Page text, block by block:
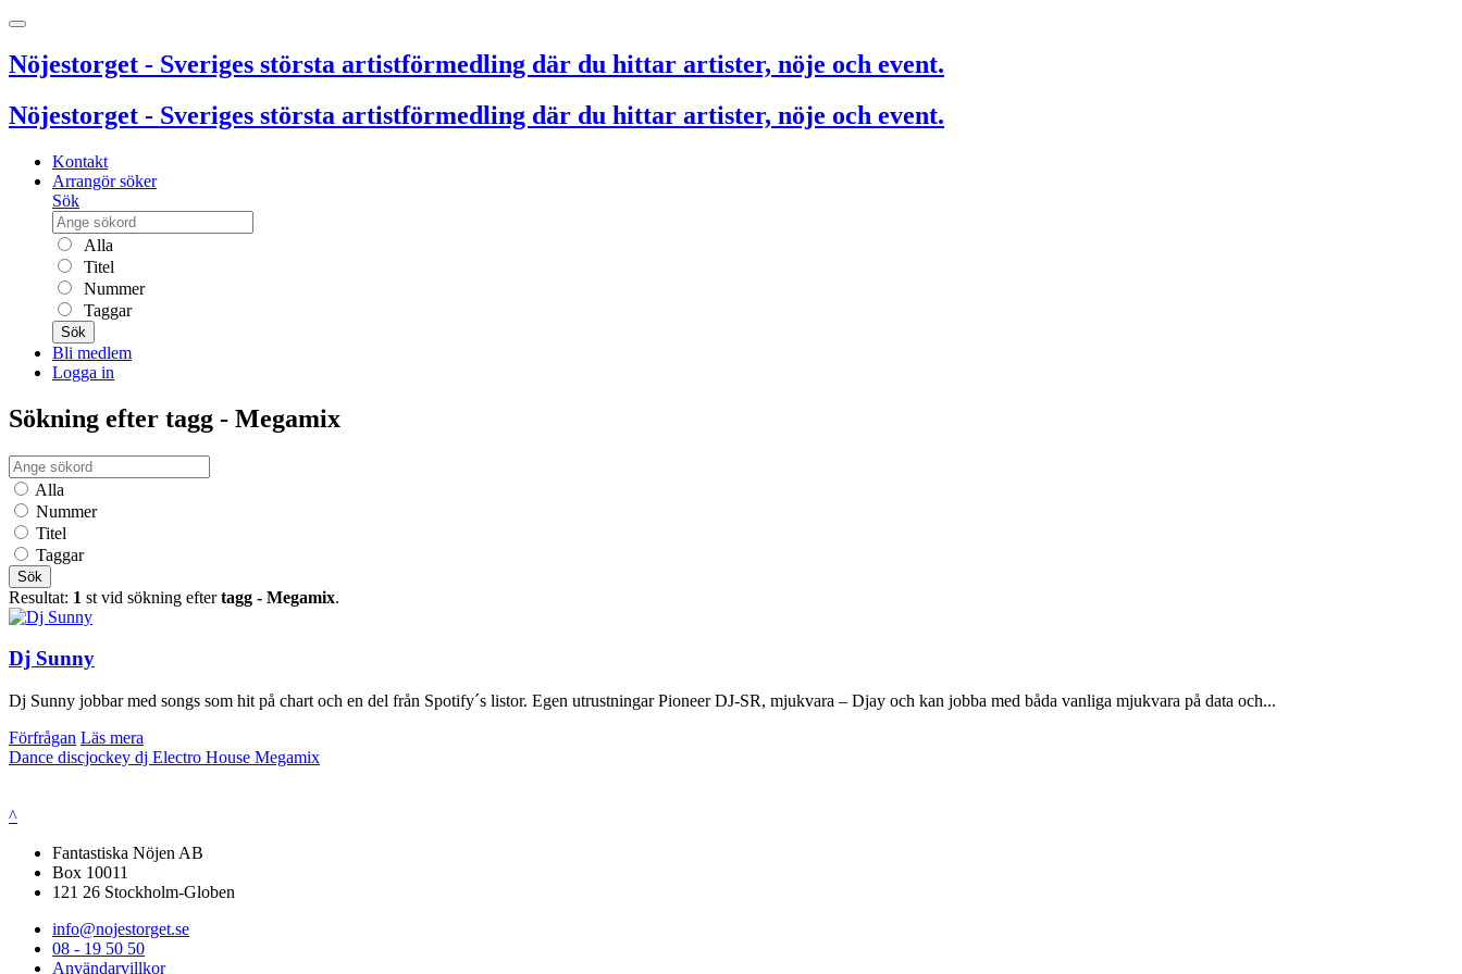
Nöjestorget - Sveriges största artistförmedling där du hittar artister, nöje och event.
Nöjestorget - Sveriges största artistförmedling där du hittar artister, nöje och event.
Kontakt
Arrangör söker
Sök
Alla
Titel
Nummer
Taggar
Sök
Bli medlem
Logga in
Sökning efter tagg - Megamix
Alla
Nummer
Titel
Taggar
Sök
Resultat: 1 st vid sökning eftertagg - Megamix.
Dj Sunny
Dj Sunny jobbar med songs som hit på chart och en del från Spotify´s listor. Egen utrustningar Pioneer DJ-SR, mjukvara – Djay och kan jobba med båda vanliga mjukvara på data och...
Förfrågan Läs mera
Dance discjockey dj Electro House Megamix
^
Fantastiska Nöjen AB
Box 10011
121 26 Stockholm-Globen
info@nojestorget.se
08 - 19 50 50
Användarvillkor